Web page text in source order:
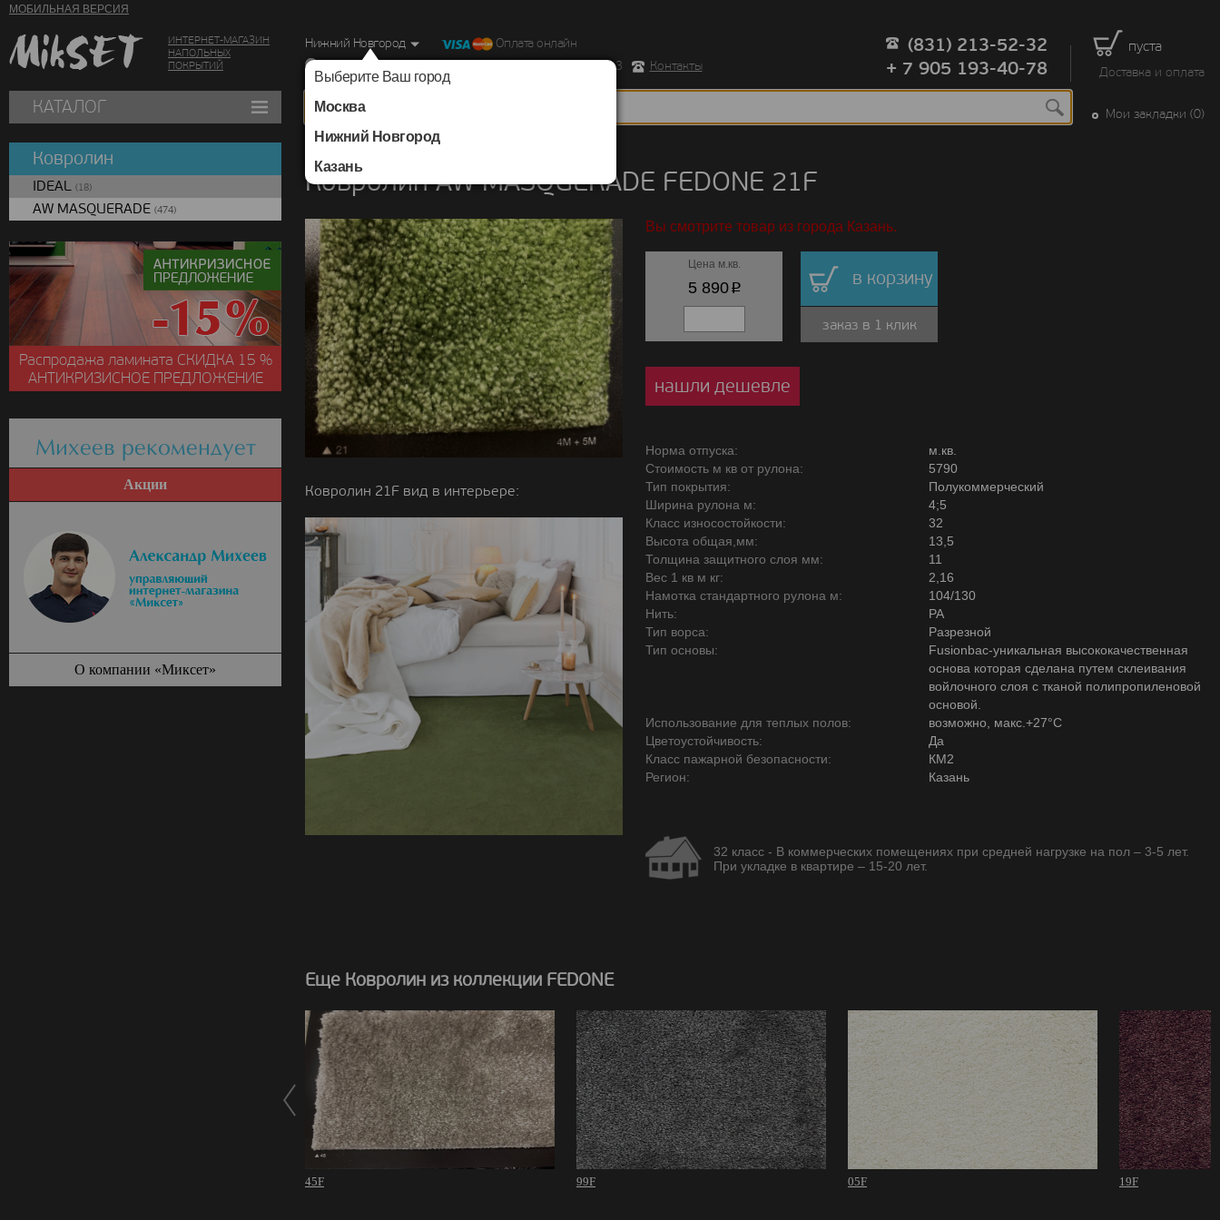
МОБИЛЬНАЯ ВЕРСИЯ
ИНТЕРНЕТ-МАГАЗИН
НАПОЛЬНЫХ
ПОКРЫТИЙ
пуста
Доставка и оплата
Нижний Новгород
Выберите Ваш город
Москва
Нижний Новгород
Казань
Оплата онлайн
г. Нижний Новгород, Ул. Республиканская д.43 корпус 3
Контакты
(831) 213-52-32
+ 7 905 193-40-78
КАТАЛОГ Мои закладки (0)
Ковролин AW MASQUERADE FEDONE 21F
Ковролин 21F вид в интерьере:
Вы смотрите товар из города Казань.
Цена м.кв.
5 890p в корзину
заказ в 1 клик
нашли дешевле
Норма отпуска:
м.кв.
Стоимость м кв от рулона:
5790
Тип покрытия:
Полукоммерческий
Ширина рулона м:
4;5
Класс износостойкости:
32
Высота общая,мм:
13,5
Толщина защитного слоя мм:
11
Вес 1 кв м кг:
2,16
Намотка стандартного рулона м:
104/130
Нить:
PA
Тип ворса:
Разрезной
Тип основы:
Fusionbac-уникальная высококачественная
основа которая сделана путем склеивания
войлочного слоя с тканой полипропиленовой
основой.
Использование для теплых полов:
возможно, макс.+27°С
Цветоустойчивость:
Да
Класс пажарной безопасности:
КМ2
Регион:
Казань
32 класс - В коммерческих помещениях при средней нагрузке на пол – 3-5 лет.
При укладке в квартире – 15-20 лет.
Еще Ковролин из коллекции FEDONE
45F 99F 05F 19F
Ковролин
IDEAL (18)
AW MASQUERADE (474)
Распродажа ламината СКИДКА15 %
АНТИКРИЗИСНОЕ ПРЕДЛОЖЕНИЕ
Михеев рекомендует
Акции
О компании «Миксет»